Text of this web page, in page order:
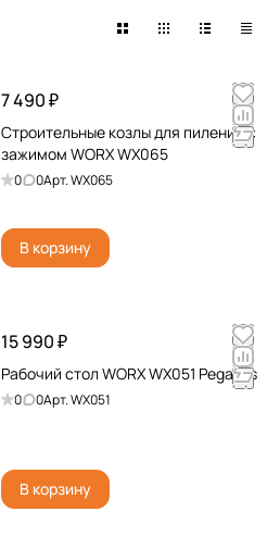
7 490 ₽
Строительные козлы для пиления с
зажимом WORX WX065
0 0Арт.WX065
В корзину
15 990 ₽
Рабочий стол WORX WX051 Pegasus
0 0Арт.WX051
В корзину